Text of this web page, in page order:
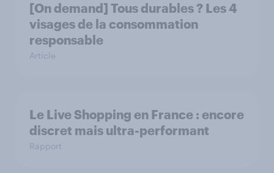
[On demand] Tous durables ? Les 4
visages de la consommation
responsable
Article
Le Live Shopping en France : encore
discret mais ultra-performant
Rapport